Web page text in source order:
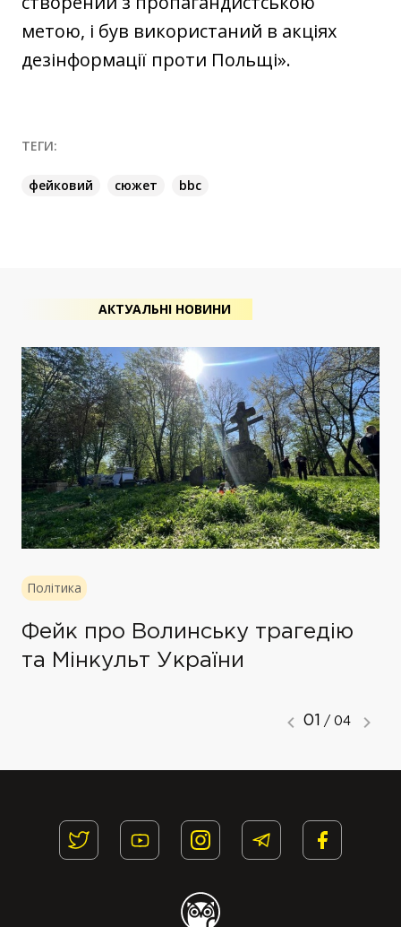
метою, і був використаний в акціях
дезінформації проти Польщі».
ТЕГИ:
фейковий сюжет bbc
АКТУАЛЬНІ НОВИНИ
Політика
Фейк про Волинську трагедію
та Мінкульт України
01 / 04